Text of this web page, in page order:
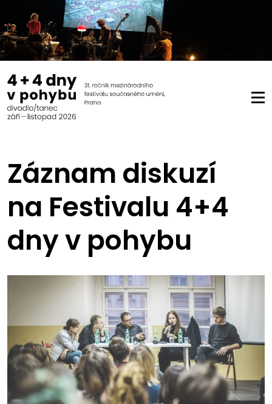
Záznam diskuzí
na Festivalu 4+4
dny v pohybu